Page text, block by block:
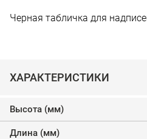
Черная табличка для
ХАРАКТЕРИСТИКИ
Высота (мм)
Длина (мм)